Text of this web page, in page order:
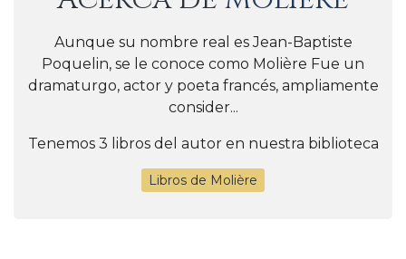
Aunque su nombre real es Jean-Baptiste
Poquelin, se le conoce como Molière Fue un
dramaturgo, actor y poeta francés, ampliamente
consider...
Tenemos 3 libros del autor en nuestra biblioteca
Libros de Molière